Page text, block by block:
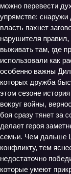
можно перевести
упрямстве: снаружи
власть пахнет
нарушителя
выживать там, где
использовали как
особенно важны
которых дружба
этом сезоне
вокруг войны,
боя сразу тянет за
делает героя
семьи. Чем дальше
конфликту, тем
недостаточно
которые умеют